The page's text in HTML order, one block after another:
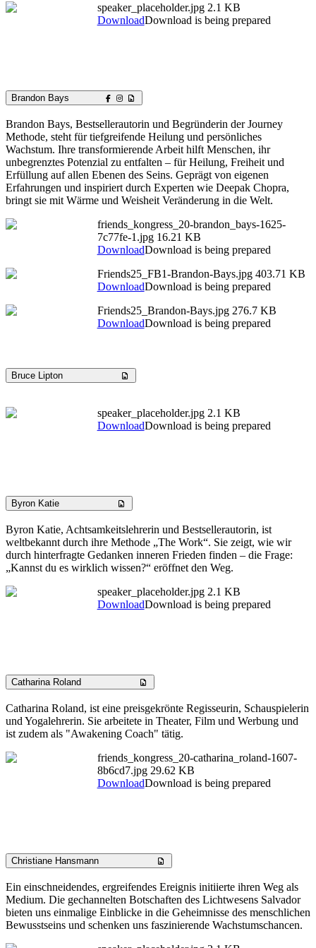
speaker_placeholder.jpg 2.1 KB
DownloadDownload is being prepared
Brandon Bays
Brandon Bays, Bestsellerautorin und Begründerin der Journey
Methode, steht für tiefgreifende Heilung und persönliches
Wachstum. Ihre transformierende Arbeit hilft Menschen, ihr
unbegrenztes Potenzial zu entfalten – für Heilung, Freiheit und
Erfüllung auf allen Ebenen des Seins. Geprägt von eigenen
Erfahrungen und inspiriert durch Experten wie Deepak Chopra,
bringt sie mit Wärme und Weisheit Veränderung in die Welt.
friends_kongress_20-brandon_bays-1625-
7c77fe-1.jpg 16.21 KB
DownloadDownload is being prepared
Friends25_FB1-Brandon-Bays.jpg 403.71 KB
DownloadDownload is being prepared
Friends25_Brandon-Bays.jpg 276.7 KB
DownloadDownload is being prepared
Bruce Lipton
speaker_placeholder.jpg 2.1 KB
DownloadDownload is being prepared
Byron Katie
Byron Katie, Achtsamkeitslehrerin und Bestsellerautorin, ist
weltbekannt durch ihre Methode „The Work“. Sie zeigt, wie wir
durch hinterfragte Gedanken inneren Frieden finden – die Frage:
„Kannst du es wirklich wissen?“ eröffnet den Weg.
speaker_placeholder.jpg 2.1 KB
DownloadDownload is being prepared
Catharina Roland
Catharina Roland, ist eine preisgekrönte Regisseurin, Schauspielerin
und Yogalehrerin. Sie arbeitete in Theater, Film und Werbung und
ist zudem als "Awakening Coach" tätig.
friends_kongress_20-catharina_roland-1607-
8b6cd7.jpg 29.62 KB
DownloadDownload is being prepared
Christiane Hansmann
Ein einschneidendes, ergreifendes Ereignis initiierte ihren Weg als
Medium. Die gechannelten Botschaften des Lichtwesens Salvador
bieten uns einmalige Einblicke in die Geheimnisse des menschlichen
Bewusstseins und schenken uns faszinierende Wachstumschancen.